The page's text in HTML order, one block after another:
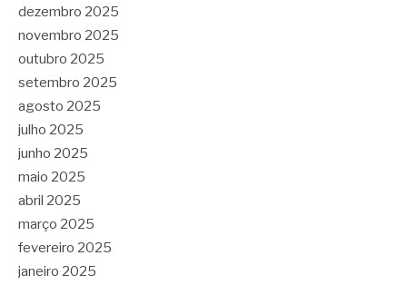
dezembro 2025
novembro 2025
outubro 2025
setembro 2025
agosto 2025
julho 2025
junho 2025
maio 2025
abril 2025
março 2025
fevereiro 2025
janeiro 2025